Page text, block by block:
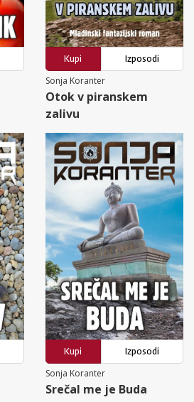
Kupi
Izposodi
Sonja Koranter
Otok v piranskem
zalivu
Kupi
Izposodi
Sonja Koranter
Srečal me je Buda